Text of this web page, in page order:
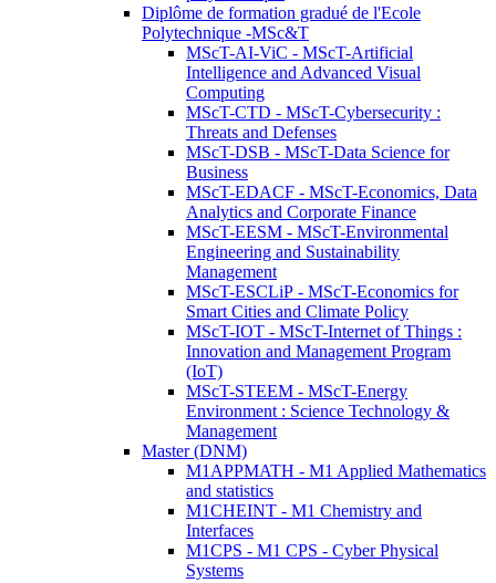
Diplôme de formation gradué de l'Ecole
Polytechnique -MSc&T
MScT-AI-ViC - MScT-Artificial
Intelligence and Advanced Visual
Computing
MScT-CTD - MScT-Cybersecurity :
Threats and Defenses
MScT-DSB - MScT-Data Science for
Business
MScT-EDACF - MScT-Economics, Data
Analytics and Corporate Finance
MScT-EESM - MScT-Environmental
Engineering and Sustainability
Management
MScT-ESCLiP - MScT-Economics for
Smart Cities and Climate Policy
MScT-IOT - MScT-Internet of Things :
Innovation and Management Program
(IoT)
MScT-STEEM - MScT-Energy
Environment : Science Technology &
Management
Master (DNM)
M1APPMATH - M1 Applied Mathematics
and statistics
M1CHEINT - M1 Chemistry and
Interfaces
M1CPS - M1 CPS - Cyber Physical
Systems